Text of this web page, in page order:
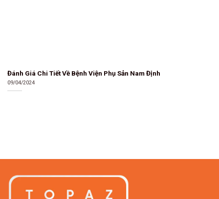
Đánh Giá Chi Tiết Về Bệnh Viện Phụ Sản Nam Định
09/04/2024